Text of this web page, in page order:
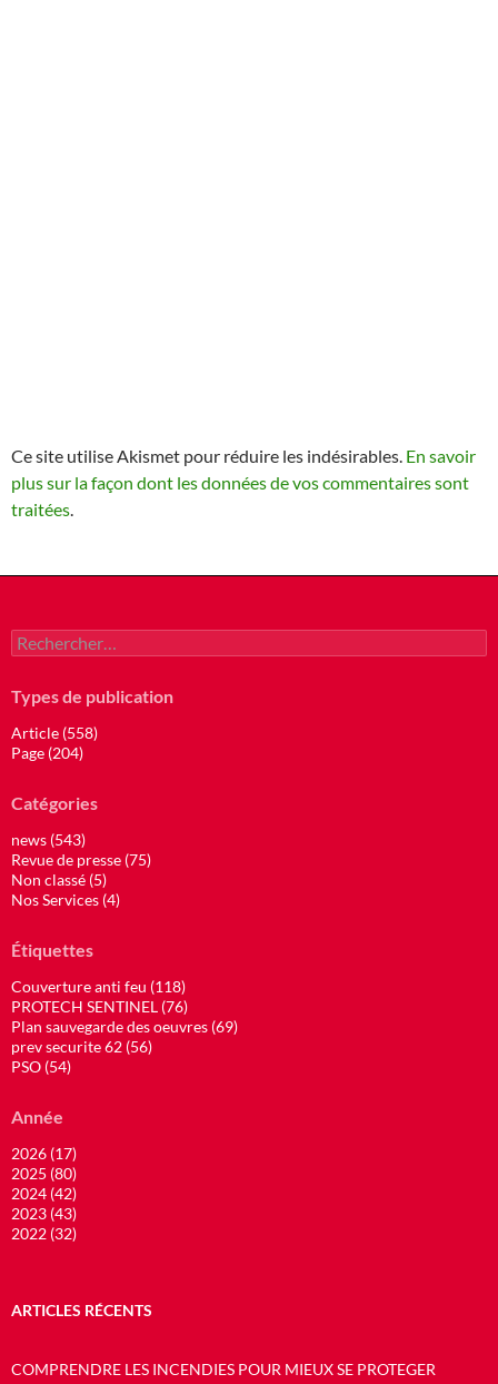
Ce site utilise Akismet pour réduire les indésirables. En savoir
plus sur la façon dont les données de vos commentaires sont
traitées.
Rechercher :
Types de publication
Article (558)
Page (204)
Catégories
news (543)
Revue de presse (75)
Non classé (5)
Nos Services (4)
Étiquettes
Couverture anti feu (118)
PROTECH SENTINEL (76)
Plan sauvegarde des oeuvres (69)
prev securite 62 (56)
PSO (54)
Année
2026 (17)
2025 (80)
2024 (42)
2023 (43)
2022 (32)
ARTICLES RÉCENTS
COMPRENDRE LES INCENDIES POUR MIEUX SE PROTEGER